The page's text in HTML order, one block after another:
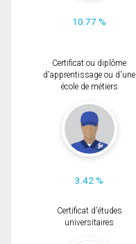
10.77 %
Certificat ou diplôme
d'apprentissage ou d'une
école de métiers
3.42 %
Certificat d'études
universitaires